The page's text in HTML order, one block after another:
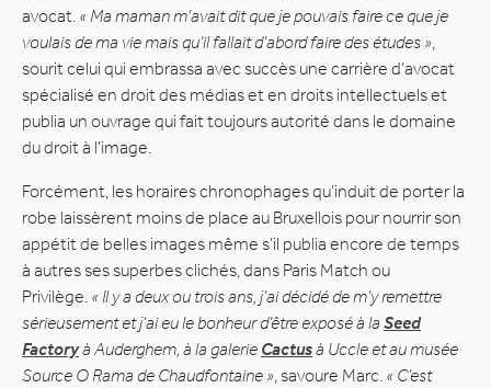
avocat. « Ma maman m’avait dit que je pouvais faire ce que je
voulais de ma vie mais qu’il fallait d’abord faire des études »
sourit celui qui embrassa avec succès une carrière d’avocat
spécialisé en droit des médias et en droits intellectuels et
publia un ouvrage qui fait toujours autorité dans le domaine
du droit à l’image.
Forcément, les horaires chronophages qu’induit de porter la
robe laissèrent moins de place au Bruxellois pour nourrir son
appétit de belles images même s’il publia encore de temps
à autres ses superbes clichés, dans Paris Match ou
Privilège. « Il y a deux ou trois ans, j’ai décidé de m’y remettre
sérieusement et j’ai eu le bonheur d’être exposé à la Seed
Factoryà Auderghem, à la galerie Cactusà Uccle et au musée
Source O Rama de Chaudfontaine » , savoure Marc. « C’est